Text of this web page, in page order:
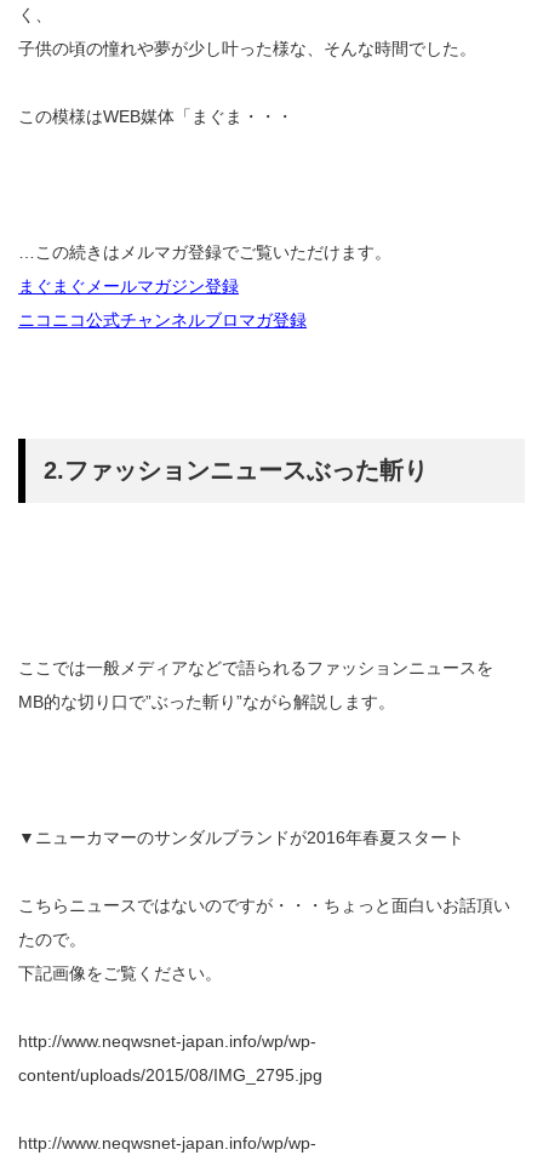
く、
子供の頃の憧れや夢が少し叶った様な、そんな時間でした。
この模様はWEB媒体「まぐま・・・
…この続きはメルマガ登録でご覧いただけます。
まぐまぐメールマガジン登録
ニコニコ公式チャンネルブロマガ登録
2.ファッションニュースぶった斬り
ここでは一般メディアなどで語られるファッションニュースを
MB的な切り口で”ぶった斬り”ながら解説します。
▼ニューカマーのサンダルブランドが2016年春夏スタート
こちらニュースではないのですが・・・ちょっと面白いお話頂い
たので。
下記画像をご覧ください。
http://www.neqwsnet-japan.info/wp/wp-
content/uploads/2015/08/IMG_2795.jpg
http://www.neqwsnet-japan.info/wp/wp-